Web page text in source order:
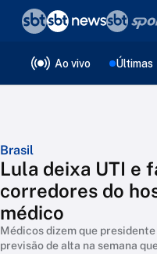
Ao vivo Últimas
Brasil
Lula deixa UTI e
corredores do
médico
Médicos dizem que
previsão de alta na semana
❮voltar
Editorias